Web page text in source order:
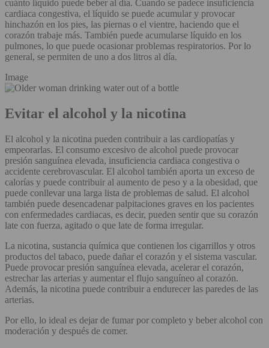
cuánto líquido puede beber al día. Cuando se padece insuficiencia
cardiaca congestiva, el líquido se puede acumular y provocar
hinchazón en los pies, las piernas o el vientre, haciendo que el
corazón trabaje más. También puede acumularse líquido en los
pulmones, lo que puede ocasionar problemas respiratorios. Por lo
general, se permiten de uno a dos litros al día.
Image
Evitar el alcohol y la nicotina
El alcohol y la nicotina pueden contribuir a las cardiopatías y
empeorarlas. El consumo excesivo de alcohol puede provocar
presión sanguínea elevada, insuficiencia cardiaca congestiva o
accidente cerebrovascular. El alcohol también aporta un exceso de
calorías y puede contribuir al aumento de peso y a la obesidad, que
puede conllevar una larga lista de problemas de salud. El alcohol
también puede desencadenar palpitaciones graves en los pacientes
con enfermedades cardiacas, es decir, pueden sentir que su corazón
late con fuerza, agitado o que late de forma irregular.
La nicotina, sustancia química que contienen los cigarrillos y otros
productos del tabaco, puede dañar el corazón y el sistema vascular.
Puede provocar presión sanguínea elevada, acelerar el corazón,
estrechar las arterias y aumentar el flujo sanguíneo al corazón.
Además, la nicotina puede contribuir a endurecer las paredes de las
arterias.
Por ello, lo ideal es dejar de fumar por completo y beber alcohol con
moderación y después de comer.